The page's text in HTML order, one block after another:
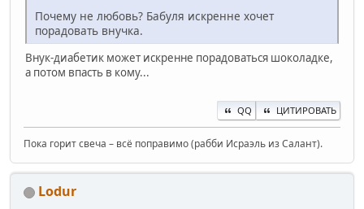
Почему не любовь? Бабуля искренне хочет
порадовать внучка.
Внук-диабетик может искренне порадоваться шоколадке,
а потом впасть в кому...
QQ ЦИТИРОВАТЬ
Пока горит свеча – всё поправимо (рабби Исраэль из Салант).
Lodur